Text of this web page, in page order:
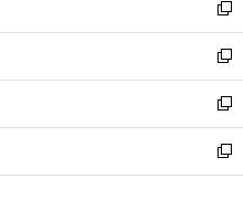
く
で
開
く
ド
ウ
で
開
く
ィ
ン
ド
ウ
で
開
く
い
ウ
ィ
ン
ド
ウ
で
開
新
し
い
ウ
ィ
ン
ド
ウ
新
し
い
ウ
ィ
ン
新
し
い
ウ
新
し